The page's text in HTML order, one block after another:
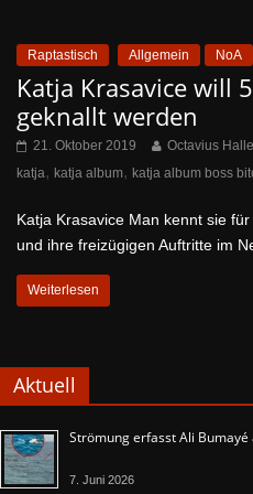
Raptastisch Allgemein NoA
Katja Krasavice will
geknallt werden
21. Oktober 2019 Octavius
katja, katja album, katja album boss
Katja Krasavice Man kennt sie
und ihre freizügigen Auftritte im
Weiterlesen
Aktuell
Strömung erfasst Ali
7. Juni 2026